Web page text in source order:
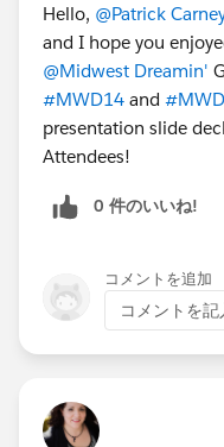
Hello, @Patrick
and I hope you
@Midwest Dreamin'
#MWD14 and #MWD
presentation slide
Attendees!
0 件のいいね!
コメントを追加
コメントを記